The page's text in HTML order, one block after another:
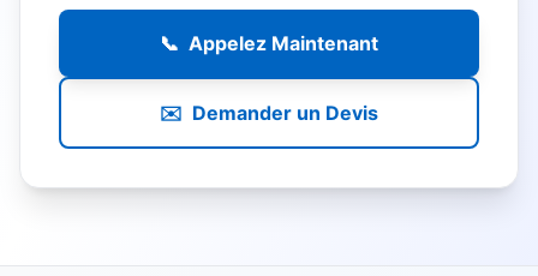
📞 Appelez Maintenant
✉️ Demander un Devis